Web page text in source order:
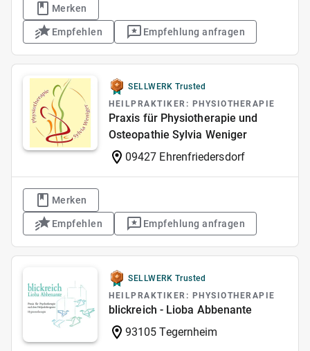
Merken
Empfehlen Empfehlung anfragen
SELLWERK Trusted
HEILPRAKTIKER: PHYSIOTHERAPIE
Praxis für Physiotherapie und
Osteopathie Sylvia Weniger
09427 Ehrenfriedersdorf
Merken
Empfehlen Empfehlung anfragen
SELLWERK Trusted
HEILPRAKTIKER: PHYSIOTHERAPIE
blickreich - Lioba Abbenante
93105 Tegernheim